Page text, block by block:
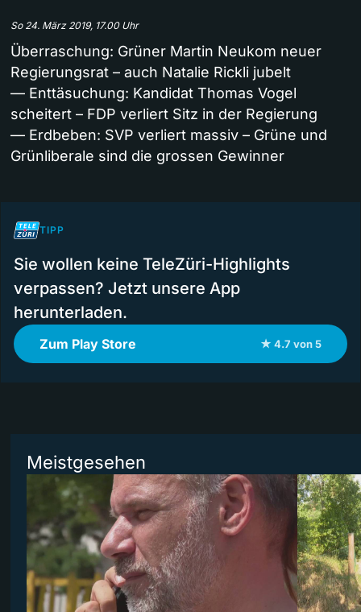
So 24. März 2019, 17.00 Uhr
Überraschung: Grüner Martin Neukom neuer
Regierungsrat – auch Natalie Rickli jubelt
— Enttäsuchung: Kandidat Thomas Vogel
scheitert – FDP verliert Sitz in der Regierung
— Erdbeben: SVP verliert massiv – Grüne und
Grünliberale sind die grossen Gewinner
TIPP
Sie wollen keine TeleZüri-Highlights
verpassen? Jetzt unsere App
herunterladen.
Zum Play Store ★ 4.7 von 5
Meistgesehen